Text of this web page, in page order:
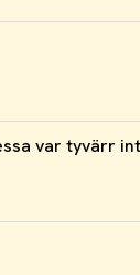
var tyvärr